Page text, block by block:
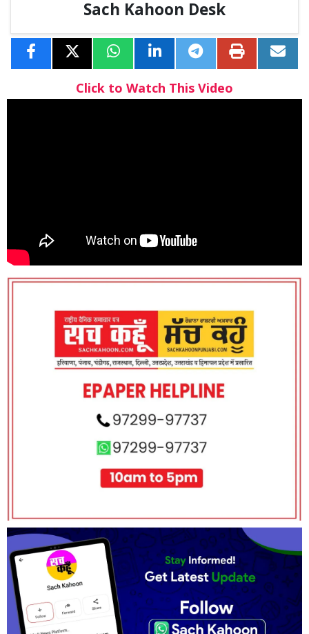
Sach Kahoon Desk
Click to Watch This Video